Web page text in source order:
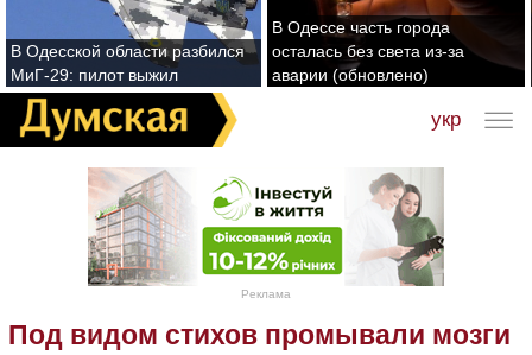
В Одесской области разбился
МиГ-29: пилот выжил
В Одессе часть города
осталась без света из-за
аварии (обновлено)
укр
Реклама
Под видом стихов промывали мозги